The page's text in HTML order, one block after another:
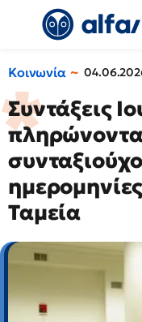
Κοινωνία
Συντάξεις
Ταμεία